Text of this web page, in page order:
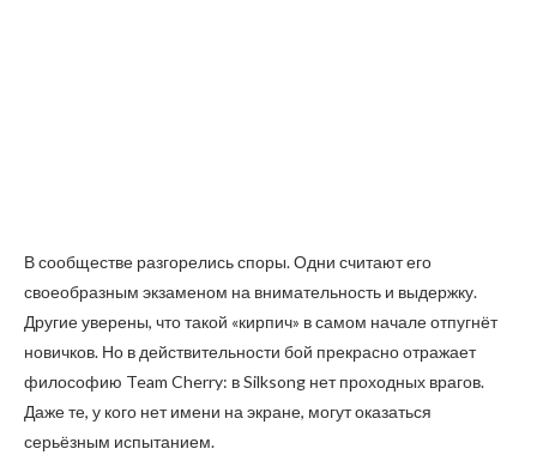
В сообществе разгорелись споры. Одни считают его
своеобразным экзаменом на внимательность и выдержку.
Другие уверены, что такой «кирпич» в самом начале отпугнёт
новичков. Но в действительности бой прекрасно отражает
философию Team Cherry: в Silksong нет проходных врагов.
Даже те, у кого нет имени на экране, могут оказаться
серьёзным испытанием.